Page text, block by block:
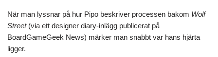
När man lyssnar på hur Pipo beskriver processen bakom Wolf
Street(via ett designer diary-inlägg publicerat på
BoardGameGeek News) märker man snabbt var hans hjärta
ligger.